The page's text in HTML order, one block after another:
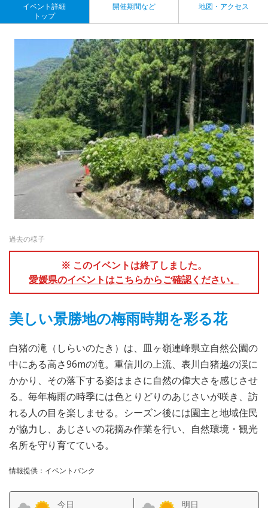
イベント詳細
トップ
開催期間など 地図・アクセス
過去の様子
※ このイベントは終了しました。
愛媛県のイベントはこちらからご確認ください。
美しい景勝地の梅雨時期を彩る花
白猪の滝（しらいのたき）は、皿ヶ嶺連峰県立自然公園の
中にある高さ96mの滝。重信川の上流、表川白猪越の渓に
かかり、その落下する姿はまさに自然の偉大さを感じさせ
る。毎年梅雨の時季には色とりどりのあじさいが咲き、訪
れる人の目を楽しませる。シーズン後には園主と地域住民
が協力し、あじさいの花摘み作業を行い、自然環境・観光
名所を守り育てている。
情報提供：イベントバンク
今日 明日